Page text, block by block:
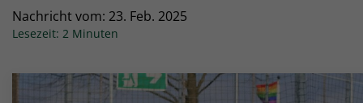
Nachricht vom: 23. Feb. 2025
Lesezeit: 2 Minuten